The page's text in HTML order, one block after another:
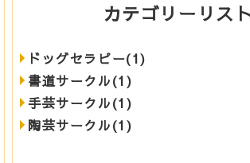
カテゴリーリスト
ドッグセラピー(1)
書道サークル(1)
手芸サークル(1)
陶芸サークル(1)